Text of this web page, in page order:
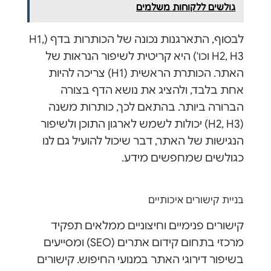
גולשים ללקוחות משלמים
לבסוף, התארגנות נכונה של הכותרות בדף (H1,
H2, H3 וכו') היא קריטית לשיפור הנראות של
האתר. הכותרת הראשית (H1) צריכה להיות
אחת בלבד, ולהציג את נושא הדף בצורה
הברורה ביותר. בהתאם לכך, כותרות משנה
(H2, H3) יכולות לשמש לארגון התוכן ולשיפור
הנגישות של האתר, דבר שיכול להועיל גם לנו
כגולשים שמחפשים מידע.
בניית קישורים איכותיים
קישורים פנימיים וחיצוניים ממלאים תפקיד
מרכזי בתחום קידום אתרים (SEO) ומסייעים
בשיפור דירוגי האתר במנועי החיפוש. קישורים